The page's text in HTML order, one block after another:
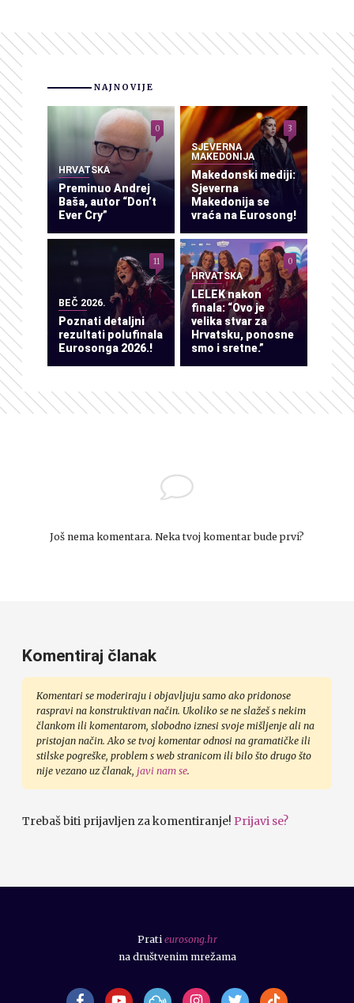
NAJNOVIJE
HRVATSKA
Preminuo Andrej
Baša, autor “Don’t
Ever Cry”
0
SJEVERNA
MAKEDONIJA
Makedonski mediji:
Sjeverna
Makedonija se
vraća na Eurosong!
3
BEČ 2026.
Poznati detaljni
rezultati polufinala
Eurosonga 2026.!
11
HRVATSKA
LELEK nakon
finala: “Ovo je
velika stvar za
Hrvatsku, ponosne
smo i sretne.”
0
Još nema komentara. Neka tvoj komentar bude prvi?
Komentiraj članak
Komentari se moderiraju i objavljuju samo ako pridonose
raspravi na konstruktivan način. Ukoliko se ne slažeš s nekim
člankom ili komentarom, slobodno iznesi svoje mišljenje ali na
pristojan način. Ako se tvoj komentar odnosi na gramatičke ili
stilske pogreške, problem s web stranicom ili bilo što drugo što
nije vezano uz članak, javi nam se.
Trebaš biti prijavljen za komentiranje! Prijavi se?
Prati eurosong.hr
na društvenim mrežama